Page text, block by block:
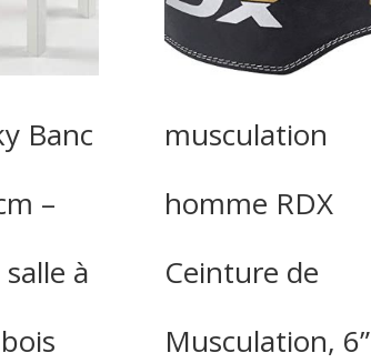
Banc
–
à
musculation
homme RDX
Ceinture de
Musculation, 6”